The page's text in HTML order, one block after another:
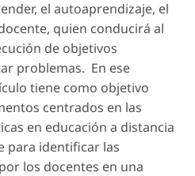
el autoaprendizaje, el
quien conducirá al
de objetivos
problemas. En ese
tiene como objetivo
centrados en las
en educación a distancia
para identificar las
los docentes en una